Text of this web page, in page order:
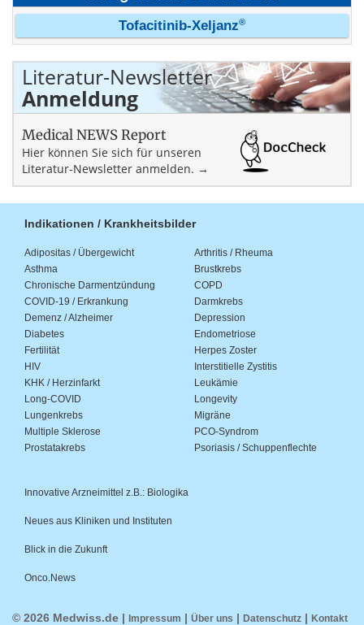
Tofacitinib-Xeljanz®
Literatur-Newsletter
Anmeldung
Medical NEWS Report
Hier können Sie sich für unseren
Literatur-Newsletter anmelden. →
Indikationen / Krankheitsbilder
Adipositas / Übergewicht
Arthritis / Rheuma
Asthma
Brustkrebs
Chronische Darmentzündung
COPD
COVID-19 / Erkrankung
Darmkrebs
Demenz / Alzheimer
Depression
Diabetes
Endometriose
Fertilität
Herpes Zoster
HIV
Interstitielle Zystitis
KHK / Herzinfarkt
Leukämie
Long-COVID
Longevity
Lungenkrebs
Migräne
Multiple Sklerose
PCO-Syndrom
Prostatakrebs
Psoriasis / Schuppenflechte
Innovative Arzneimittel z.B.: Biologika
Neues aus Kliniken und Instituten
Blick in die Zukunft
Onco.News
© 2026 Medwiss.de | Impressum | Über uns | Datenschutz | Kontakt